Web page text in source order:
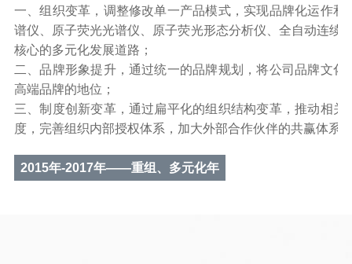
一、组织变革，调整修改单一产品模式，实现品牌化运作
谱仪、原子荧光光谱仪、原子荧光形态分析仪、全自动连续
核心的多元化发展道路；
二、品牌形象提升，通过统一的品牌规划，将公司品牌文
高端品牌的地位；
三、制度创新变革，通过扁平化的组织结构变革，推动相
度，完善组织内部授权体系，加大外部合作伙伴的共赢体系
2015年-2017年——重组、多元化年